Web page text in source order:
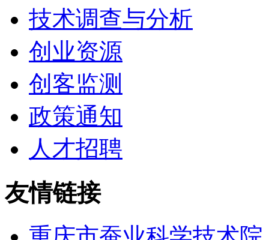
技术调查与分析
创业资源
创客监测
政策通知
人才招聘
友情链接